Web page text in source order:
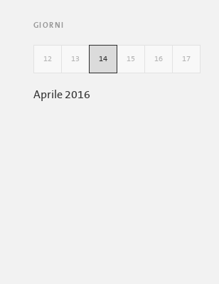
GIORNI
12 13 14 15 16 17
Aprile 2016